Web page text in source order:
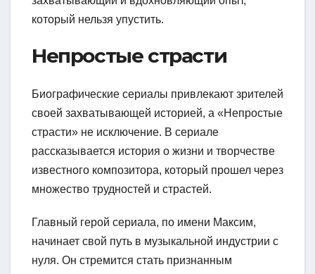
который нельзя упустить.
Непростые страсти
Биографические сериалы привлекают зрителей
своей захватывающей историей, а «Непростые
страсти» не исключение. В сериале
рассказывается история о жизни и творчестве
известного композитора, который прошел через
множество трудностей и страстей.
Главный герой сериала, по имени Максим,
начинает свой путь в музыкальной индустрии с
нуля. Он стремится стать признанным